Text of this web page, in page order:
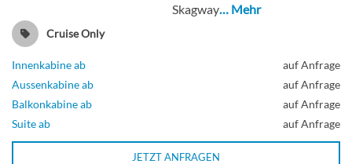
Skagway… Mehr
Cruise Only
Innenkabine ab
auf Anfrage
Aussenkabine ab
auf Anfrage
Balkonkabine ab
auf Anfrage
Suite ab
auf Anfrage
JETZT ANFRAGEN